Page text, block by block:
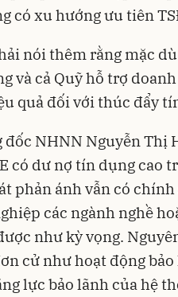
có xu hướng ưu tiên
nói thêm rằng mặc
và cả Quỹ hỗ trợ
quả đối với thúc đẩy
đốc NHNN Nguyễn Thị
có dư nợ tín dụng cao
phản ánh vẫn có
các ngành nghề
như kỳ vọng.
cử như hoạt động
lực bảo lãnh của hệ